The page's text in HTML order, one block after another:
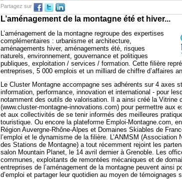
Partagez sur
L’aménagement de la montagne été et hiver...
L’aménagement de la montagne regroupe des expertises
complémentaires : urbanisme et architecture,
aménagements hiver, aménagements été, risques
naturels, environnement, gouvernance et politiques
publiques, exploitation / services / formation. Cette filière
entreprises, 5 000 emplois et un milliard de chiffre d’affaires
Le Cluster Montagne accompagne ses adhérents sur 4 axes
information, performance, innovation et international - pour
notamment des outils de valorisation. Il a ainsi créé la Vitrine
(www.cluster-montagne-innovations.com) pour permettre aux
et aux collectivités de se tenir informés des meilleures
touristique. Ou encore la plateforme Emploi-Montagne.com,
Région Auvergne-Rhône-Alpes et Domaines Skiables de
l’emploi et le dynamisme de la filière. L’ANMSM (Association
des Stations de Montagne) a tout récemment rejoint les
salon Mountain Planet, le 14 avril dernier à Grenoble. Les
communes, exploitants de remontées mécaniques et de
entreprises de l’aménagement de la montagne peuvent ainsi
d’emploi et partager leur quotidien au moyen de témoignages